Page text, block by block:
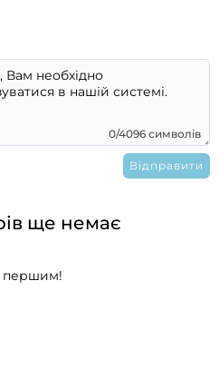
0/4096 символів
ще немає
першим!